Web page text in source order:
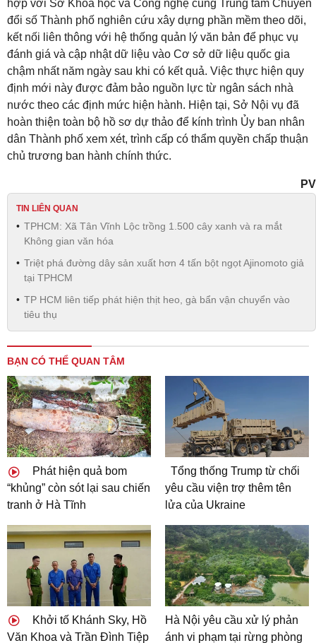
hợp với Sở Khoa học và Công nghệ cùng Trung tâm Chuyển
đổi số Thành phố nghiên cứu xây dựng phần mềm theo dõi,
kết nối liên thông với hệ thống quản lý văn bản để phục vụ
đánh giá và cập nhật dữ liệu vào Cơ sở dữ liệu quốc gia
chậm nhất năm ngày sau khi có kết quả. Việc thực hiện quy
định mới này được đảm bảo nguồn lực từ ngân sách nhà
nước theo các định mức hiện hành. Hiện tại, Sở Nội vụ đã
hoàn thiện toàn bộ hồ sơ dự thảo để kính trình Ủy ban nhân
dân Thành phố xem xét, trình cấp có thẩm quyền chấp thuận
chủ trương ban hành chính thức.
PV
TIN LIÊN QUAN
TPHCM: Xã Tân Vĩnh Lộc trồng 1.500 cây xanh và ra mắt
Không gian văn hóa
Triệt phá đường dây sản xuất hơn 4 tấn bột ngọt Ajinomoto giả
tại TPHCM
TP HCM liên tiếp phát hiện thịt heo, gà bẩn vận chuyển vào
tiêu thụ
BẠN CÓ THỂ QUAN TÂM
Phát hiện quả bom
“khủng” còn sót lại sau chiến
tranh ở Hà Tĩnh
Tổng thống Trump từ chối
yêu cầu viện trợ thêm tên
lửa của Ukraine
Khởi tố Khánh Sky, Hồ
Văn Khoa và Trần Đình Tiệp
Hà Nội yêu cầu xử lý phản
ánh vi phạm tại rừng phòng